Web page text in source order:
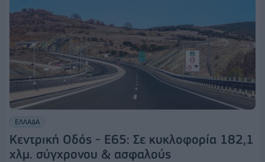
ΕΛΛΑΔΑ
Κεντρική Οδός - Ε65: Σε κυκλοφορία 182,1
χλμ. σύγχρονου & ασφαλούς